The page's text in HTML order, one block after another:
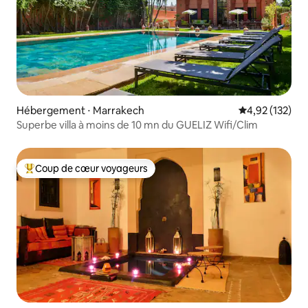
Hébergement ⋅ Marrakech Évaluation
4,92 (132)
Superbe villa à moins de 10 mn du GUELIZ Wifi/Clim
Coups de cœur voyageurs les plus appréciés
Coup de cœur voyageurs